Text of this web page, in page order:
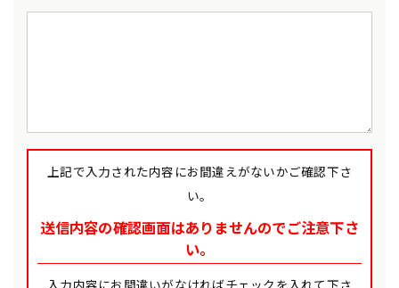
上記で入力された内容にお間違えがないかご確認下さ
い。
送信内容の確認画面はありませんのでご注意下さ
い。
入力内容にお間違いがなければチェックを入れて下さ